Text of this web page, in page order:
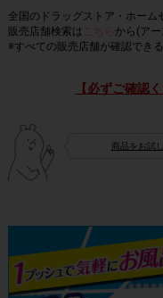
全国のドラッグストア・ホーム
販売店舗検索は
こちら から(ア
※すべての販売店舗が確認でき
【必ずご確認
商品をお試